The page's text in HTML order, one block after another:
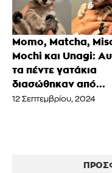
Momo, Matcha,
Mochi και Unagi:
τα πέντε γατάκια
διασώθηκαν από...
12 Σεπτεμβρίου, 2024